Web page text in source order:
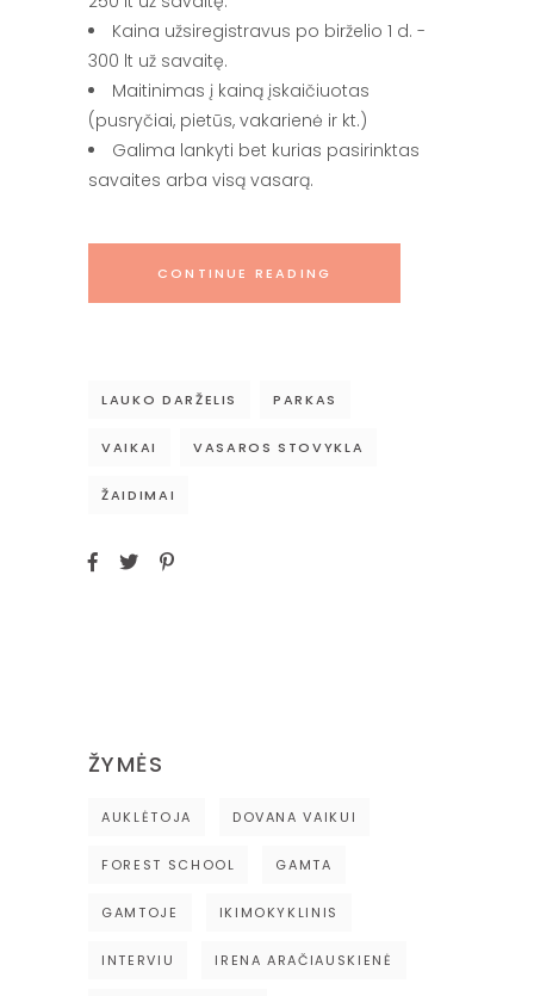
Kaina užsiregistravus po birželio 1 d. -
300 lt už savaitę.
Maitinimas į kainą įskaičiuotas
(pusryčiai, pietūs, vakarienė ir kt.)
Galima lankyti bet kurias pasirinktas
savaites arba visą vasarą.
CONTINUE READING
LAUKO DARŽELIS PARKAS
VAIKAI VASAROS STOVYKLA
ŽAIDIMAI
ŽYMĖS
AUKLĖTOJA DOVANA VAIKUI
FOREST SCHOOL GAMTA
GAMTOJE IKIMOKYKLINIS
INTERVIU IRENA ARAČIAUSKIENĖ